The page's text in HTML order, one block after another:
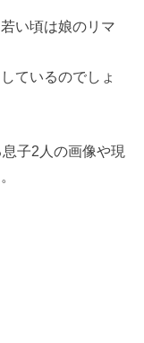
い頃は娘のリマ
ているのでしょ
子2人の画像や現